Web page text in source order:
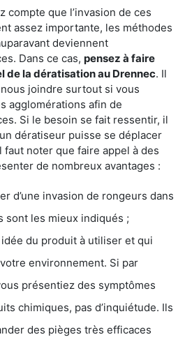
compte que l’invasion de ces
assez importante, les méthodes
deviennent
Dans ce cas, pensez à faire
de la dératisation au Drennec. Il
joindre surtout si vous
agglomérations afin de
Si le besoin se fait ressentir, il
dératiseur puisse se déplacer
faut noter que faire appel à des
de nombreux avantages :
d’une invasion de rongeurs dans
sont les mieux indiqués ;
du produit à utiliser et qui
environnement. Si par
présentiez des symptômes
chimiques, pas d’inquiétude. Ils
des pièges très efficaces